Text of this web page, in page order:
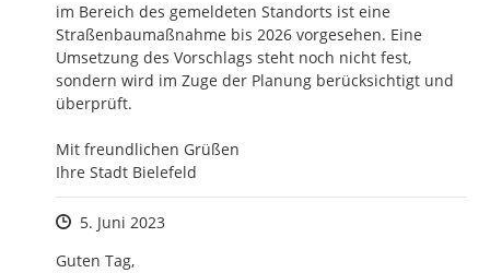
im Bereich des gemeldeten Standorts ist eine
Straßenbaumaßnahme bis 2026 vorgesehen. Eine
Umsetzung des Vorschlags steht noch nicht fest,
sondern wird im Zuge der Planung berücksichtigt und
überprüft.
Mit freundlichen Grüßen
Ihre Stadt Bielefeld
Zeitpunkt des Erstellens
5. Juni 2023
Guten Tag,